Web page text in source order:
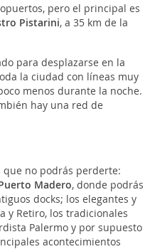
pero el principal es
Pistarini, a 35 km de la
para desplazarse en la
la ciudad con líneas muy
menos durante la noche.
hay una red de
no podrás perderte:
Madero, donde podrás
docks; los elegantes y
y Retiro, los tradicionales
Palermo y por supuesto
acontecimientos